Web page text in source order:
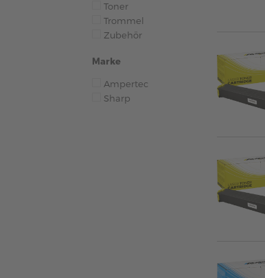
Toner
Trommel
Zubehör
Marke
Ampertec
Sharp